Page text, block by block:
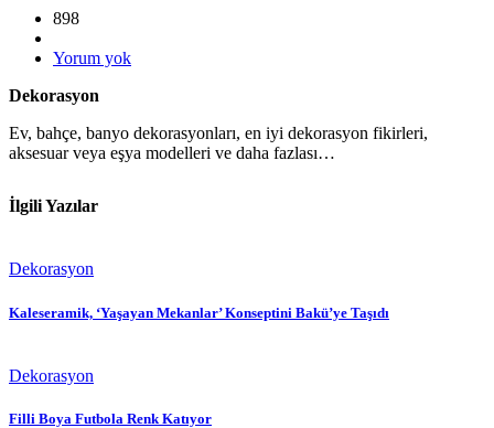
898
Yorum yok
Dekorasyon
Ev, bahçe, banyo dekorasyonları, en iyi dekorasyon fikirleri,
aksesuar veya eşya modelleri ve daha fazlası…
İlgili Yazılar
Dekorasyon
Kaleseramik, ‘Yaşayan Mekanlar’ Konseptini Bakü’ye Taşıdı
Dekorasyon
Filli Boya Futbola Renk Katıyor